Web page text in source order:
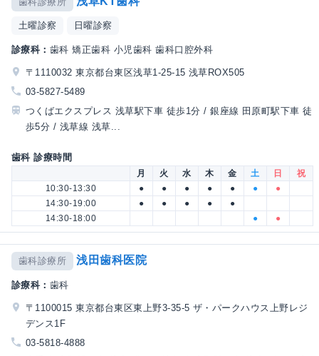
土曜診察 日曜診察
診療科： 歯科 矯正歯科 小児歯科 歯科口腔外科
〒1110032 東京都台東区浅草1-25-15 浅草ROX505
03-5827-5489
つくばエクスプレス 浅草駅下車 徒歩1分 / 銀座線 田原町駅下車 徒
歩5分 / 浅草線 浅草...
歯科 診療時間
月 火 水 木 金 土 日
祝
10:30-13:30
● ● ● ● ● ●
●
14:30-19:00
● ● ● ●
●
14:30-18:00
● ●
歯科診療所 浅田歯科医院
診療科： 歯科
〒1100015 東京都台東区東上野3-35-5 ザ・パークハウス上野レジ
デンス1F
03-5818-4888